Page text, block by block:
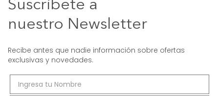
Suscríbete a
nuestro Newsletter
Recibe antes que nadie información sobre ofertas
exclusivas y novedades.